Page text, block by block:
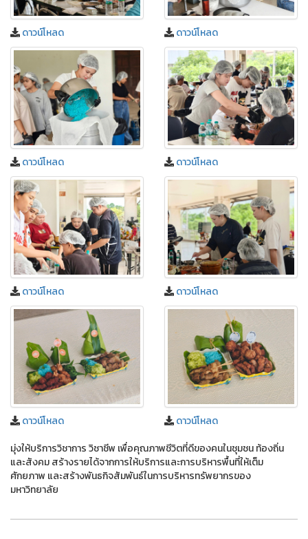
ดาวน์โหลด ดาวน์โหลด
ดาวน์โหลด ดาวน์โหลด
ดาวน์โหลด ดาวน์โหลด
ดาวน์โหลด
ดาวน์โหลด
มุ่งให้บริการวิชาการ วิชาชีพ เพื่อคุณภาพชีวิตที่ดีของคนในชุมชน ท้องถิ่น
และสังคม สร้างรายได้จากการให้บริการและการบริหารพื้นที่ให้เต็ม
ศักยภาพ และสร้างพันธกิจสัมพันธ์ในการบริหารทรัพยากรของ
มหาวิทยาลัย